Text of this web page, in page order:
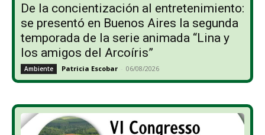
De la concientización al entretenimiento:
se presentó en Buenos Aires la segunda
temporada de la serie animada “Lina y
los amigos del Arcoíris”
Ambiente Patricia Escobar - 06/08/2026